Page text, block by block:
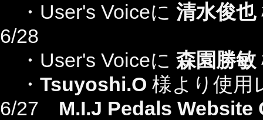
・User's Voiceに 清水俊也
6/28
・User's Voiceに 森園勝敏
・ Tsuyoshi.O 様より使用
6/27 M.I.J Pedals Website